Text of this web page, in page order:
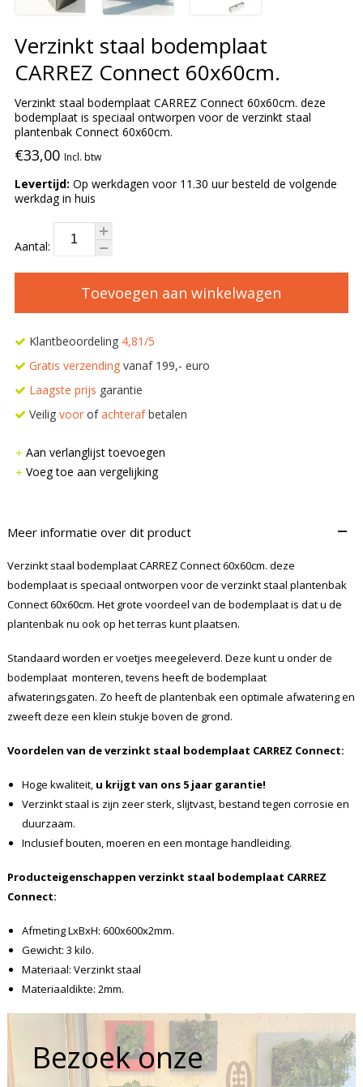
Verzinkt staal bodemplaat
CARREZ Connect 60x60cm.
Verzinkt staal bodemplaat CARREZ Connect 60x60cm. deze
bodemplaat is speciaal ontworpen voor de verzinkt staal
plantenbak Connect 60x60cm.
€33,00 Incl. btw
Levertijd: Op werkdagen voor 11.30 uur besteld de volgende
werkdag in huis
Aantal:
Toevoegen aan winkelwagen
Klantbeoordeling 4,81/5
Gratis verzendingvanaf 199,- euro
Laagste prijs garantie
Veilig voorofachterafbetalen
Aan verlanglijst toevoegen
Voeg toe aan vergelijking
Meer informatie over dit product –
Verzinkt staal bodemplaat CARREZ Connect 60x60cm. deze
bodemplaat is speciaal ontworpen voor de verzinkt staal plantenbak
Connect 60x60cm. Het grote voordeel van de bodemplaat is dat u de
plantenbak nu ook op het terras kunt plaatsen.
Standaard worden er voetjes meegeleverd. Deze kunt u onder de
bodemplaat monteren, tevens heeft de bodemplaat
afwateringsgaten. Zo heeft de plantenbak een optimale afwatering en
zweeft deze een klein stukje boven de grond.
Voordelen van de verzinkt staal bodemplaat CARREZ Connect:
Hoge kwaliteit, u krijgt van ons 5 jaar garantie!
Verzinkt staal is zijn zeer sterk, slijtvast, bestand tegen corrosie en
duurzaam.
Inclusief bouten, moeren en een montage handleiding.
Producteigenschappen verzinkt staal bodemplaat CARREZ
Connect:
Afmeting LxBxH: 600x600x2mm.
Gewicht: 3 kilo.
Materiaal: Verzinkt staal
Materiaaldikte: 2mm.
Bezoek onze